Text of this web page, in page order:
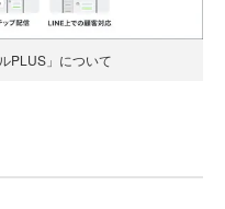
PLUS」について